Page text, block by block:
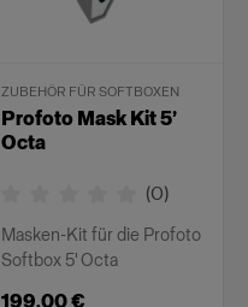
ZUBEHÖR FÜR SOFTBOXEN
Profoto Mask Kit 5’
Octa
(0)
Masken-Kit für die Profoto
Softbox 5' Octa
199,00 €